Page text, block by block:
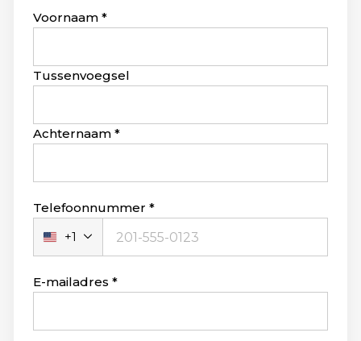
Leave
blank
Voornaam
Tussenvoegsel
Achternaam
Telefoonnummer
Verenigde
Staten
+1
+1
E-mailadres